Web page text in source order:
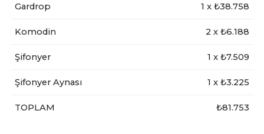
Gardrop 1 x ₺38.758
Komodin 2 x ₺6.188
Şifonyer 1 x ₺7.509
Şifonyer Aynası 1 x ₺3.225
TOPLAM ₺81.753